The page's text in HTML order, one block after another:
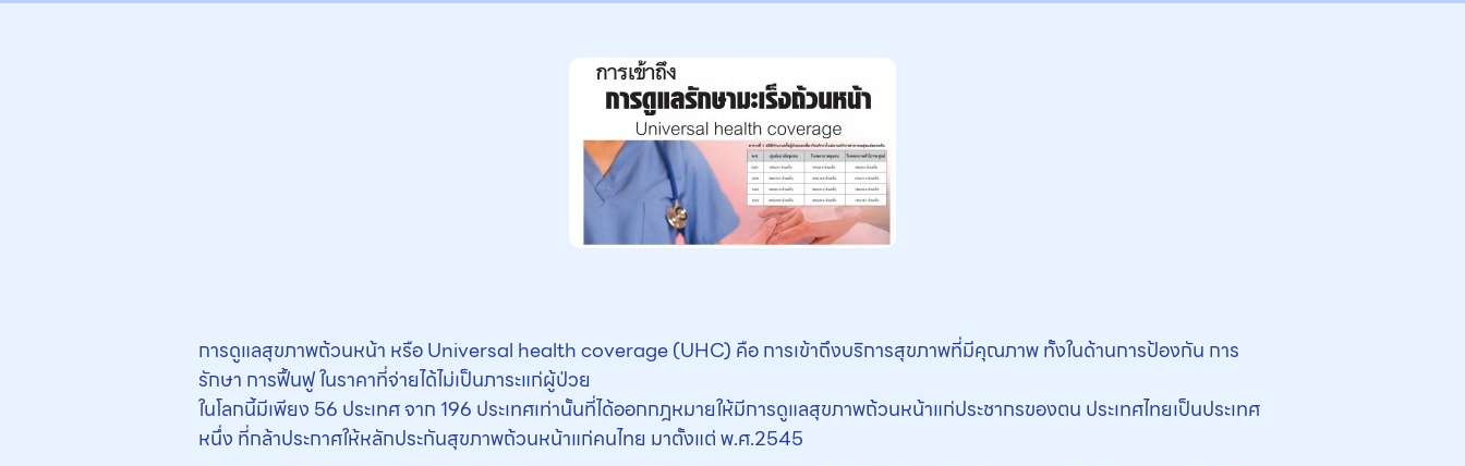
การดูแลสุขภาพถ้วนหน้า หรือ Universal health coverage (UHC) คือ การเข้าถึงบริการสุขภาพที่มีคุณภาพ ทั้งในด้านการป้องกัน การ
รักษา การฟื้นฟู ในราคาที่จ่ายได้ไม่เป็นภาระแก่ผู้ป่วย
ในโลกนี้มีเพียง 56 ประเทศ จาก 196 ประเทศเท่านั้นที่ได้ออกกฎหมายให้มีการดูแลสุขภาพถ้วนหน้าแก่ประชากรของตน ประเทศไทยเป็นประเทศ
หนึ่ง ที่กล้าประกาศให้หลักประกันสุขภาพถ้วนหน้าแก่คนไทย มาตั้งแต่ พ.ศ.2545